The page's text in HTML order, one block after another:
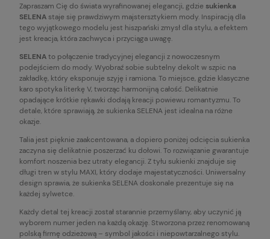
Zapraszam Cię do świata wyrafinowanej elegancji, gdzie sukienka
SELENA staje się prawdziwym majstersztykiem mody. Inspiracją dla
tego wyjątkowego modelu jest hiszpański zmysł dla stylu, a efektem
jest kreacja, która zachwyca i przyciąga uwagę.
SELENAto połączenie tradycyjnej elegancji z nowoczesnym
podejściem do mody. Wyobraź sobie subtelny dekolt w szpic na
zakładkę, który eksponuje szyję i ramiona. To miejsce, gdzie klasyczne
karo spotyka literkę V, tworząc harmonijną całość. Delikatnie
opadające krótkie rękawki dodają kreacji powiewu romantyzmu. To
detale, które sprawiają, że sukienka SELENA jest idealna na różne
okazje.
Talia jest pięknie zaakcentowana, a dopiero poniżej odcięcia sukienka
zaczyna się delikatnie poszerzać ku dołowi. To rozwiązanie gwarantuje
komfort noszenia bez utraty elegancji. Z tyłu sukienki znajduje się
długi tren w stylu MAXI, który dodaje majestatyczności. Uniwersalny
design sprawia, że sukienka SELENA doskonale prezentuje się na
każdej sylwetce.
Każdy detal tej kreacji został starannie przemyślany, aby uczynić ją
wyborem numer jeden na każdą okazję. Stworzona przez renomowaną
polską firmę odzieżową – symbol jakości i niepowtarzalnego stylu.